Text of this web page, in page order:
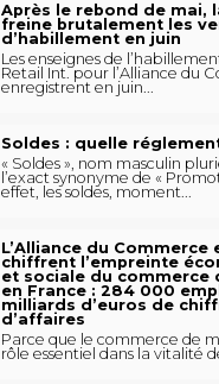
Après le rebond de mai,
freine brutalement les
d’habillement en juin
Les enseignes de
Retail Int. pour l’Alliance du
enregistrent en juin...
Soldes : quelle
« Soldes », nom masculin
l’exact synonyme de «
effet, les soldes, moment...
L’Alliance du Commerce
chiffrent l’empreinte
et sociale du commerce
en France : 284 000
milliards d’euros de
d’affaires
Parce que le commerce de
rôle essentiel dans la vitalité